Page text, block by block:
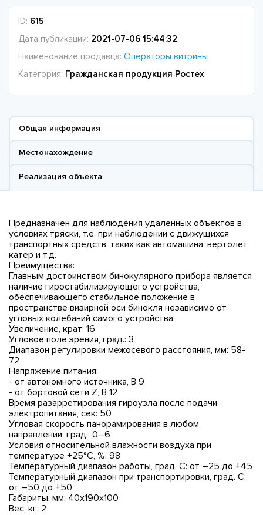
ID: 615
Дата публикации: 2021-07-06 15:44:32
Наименование продавца: Операторы витрины
Категория: Гражданская продукция Ростех
Общая информация
Местонахождение
Реализация объекта
Предназначен для наблюдения удаленных объектов в
условиях тряски, т.е. при наблюдении с движущихся
транспортных средств, таких как автомашина, вертолет,
катер и т.д.
Преимущества:
Главным достоинством бинокулярного прибора является
наличие гиростабилизирующего устройства,
обеспечивающего стабильное положение в
пространстве визирной оси бинокля независимо от
угловых колебаний самого устройства.
Увеличение, крат: 16
Угловое поле зрения, град.: 3
Диапазон регулировки межосевого расстояния, мм: 58-
72
Напряжение питания:
- от автономного источника, В 9
- от бортовой сети Z, В 12
Время разарретирования гироузла после подачи
электропитания, сек: 50
Угловая скорость панорамирования в любом
направлении, град.: 0–6
Условия относительной влажности воздуха при
температуре +25°С, %: 98
Температурный диапазон работы, град. С: от –25 до +45
Температурный диапазон при транспортировки, град. С:
от –50 до +50
Габариты, мм: 40х190х100
Вес, кг: 2